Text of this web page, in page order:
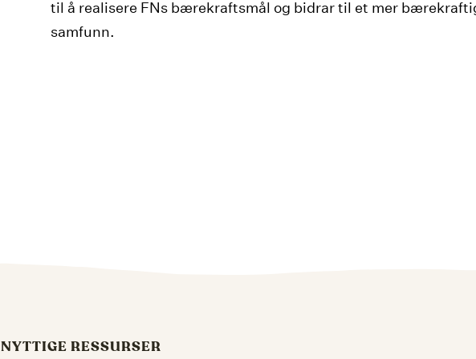
til å realisere FNs bærekraftsmål og bidrar til et mer
samfunn.
NYTTIGE RESSURSER